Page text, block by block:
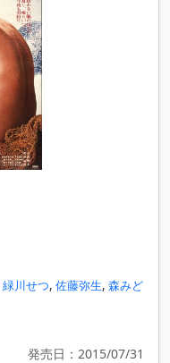
緑川せつ, 佐藤弥生, 森みど
発売日：2015/07/31